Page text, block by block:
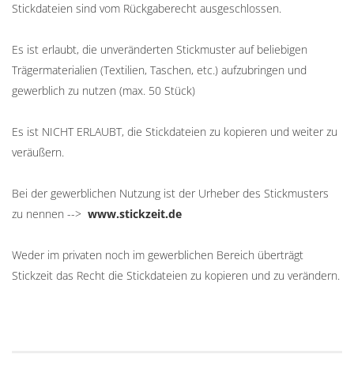
Stickdateien sind vom Rückgaberecht ausgeschlossen.
Es ist erlaubt, die unveränderten Stickmuster auf beliebigen
Trägermaterialien (Textilien, Taschen, etc.) aufzubringen und
gewerblich zu nutzen (max. 50 Stück)
Es ist NICHT ERLAUBT, die Stickdateien zu kopieren und weiter zu
veräußern.
Bei der gewerblichen Nutzung ist der Urheber des Stickmusters
zu nennen --> www.stickzeit.de
Weder im privaten noch im gewerblichen Bereich überträgt
Stickzeit das Recht die Stickdateien zu kopieren und zu verändern.